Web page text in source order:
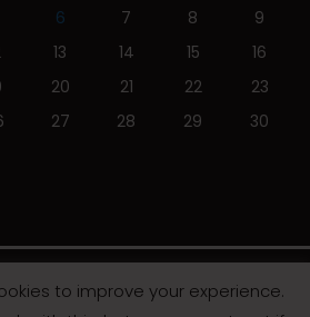
6 7 8
9
13 14 15
16
20 21 22
23
27 28 29
30
to improve your experience.